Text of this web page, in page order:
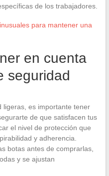
de los trabajadores.
para mantener una
en cuenta
seguridad
ligeras, es importante tener
de que satisfacen tus
el nivel de protección que
y adherencia.
botas antes de comprarlas,
y se ajustan